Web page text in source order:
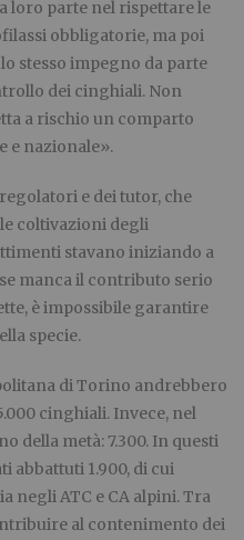
loro parte nel rispettare le
obbligatorie, ma poi
stesso impegno da parte
dei cinghiali. Non
a rischio un comparto
e nazionale».
e dei tutor, che
coltivazioni degli
stavano iniziando a
manca il contributo serio
è impossibile garantire
specie.
di Torino andrebbero
cinghiali. Invece, nel
della metà: 7.300. In questi
abbattuti 1.900, di cui
negli ATC e CA alpini. Tra
al contenimento dei